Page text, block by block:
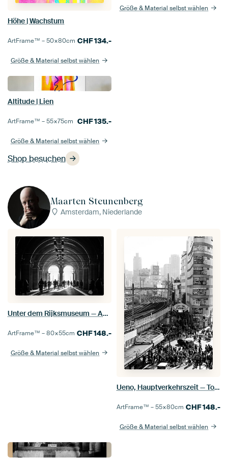
Shop besuchen
Höhe | Wachstum
ArtFrame™ –50×80cm CHF134.-
Größe & Material selbst wählen
Größe & Material selbst wählen
Altitude | Lien
ArtFrame™ –55×75cm CHF135.-
Größe & Material selbst wählen
Maarten Steunenberg
Amsterdam, Niederlande
Unter dem Rijksmuseum — Amsterdam
ArtFrame™ –80×55cm CHF148.-
Größe & Material selbst wählen
Ueno, Hauptverkehrszeit — Tokio
ArtFrame™ –55×80cm CHF148.-
Größe & Material selbst wählen